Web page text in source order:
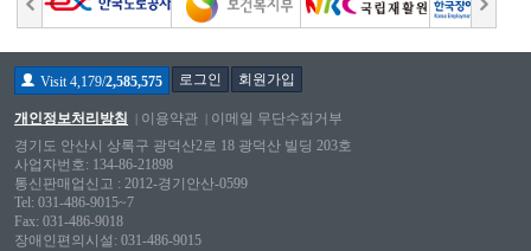
Visit 4,179/2,585,575 로그인 회원가입
개인정보처리방침 이용약관
이메일 무단수집거부
경기도 안산시 상록구 광덕산2로 18 광덕산 빌딩 203호
사업자번호: 134-86-21898
통신판매업신고 : 2012-경기안산-0599
Tel: 031-486-9015~7
Fax: 031-486-9018
장애인편의시설: 031-486-9015